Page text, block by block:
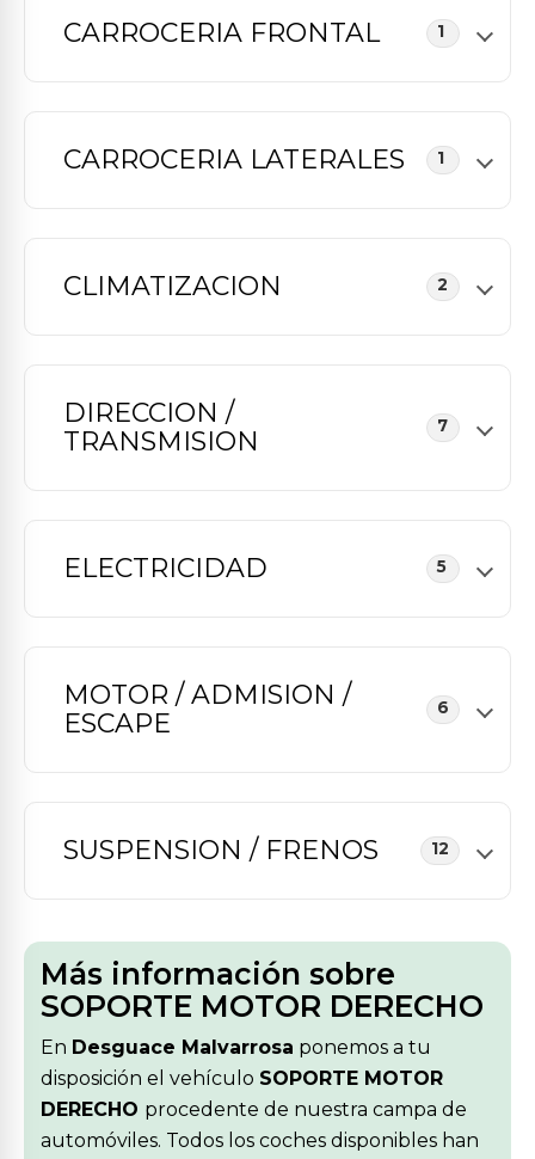
CARROCERIA FRONTAL 1
CARROCERIA LATERALES 1
CLIMATIZACION 2
DIRECCION /
TRANSMISION
7
ELECTRICIDAD 5
MOTOR / ADMISION /
ESCAPE
6
SUSPENSION / FRENOS 12
Más información sobre
SOPORTE MOTOR DERECHO
En Desguace Malvarrosa ponemos a tu
disposición el vehículo SOPORTE MOTOR
DERECHO procedente de nuestra campa de
automóviles. Todos los coches disponibles han